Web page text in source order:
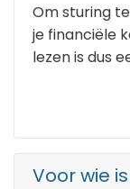
Om sturing
je financiële
lezen is dus
Voor wie